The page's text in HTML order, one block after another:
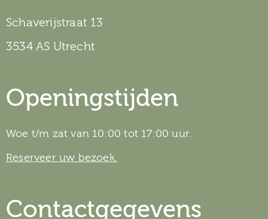
Schaverijstraat 13
3534 AS Utrecht
Openingstijden
Woe t/m zat van 10:00 tot 17:00 uur.
Reserveer uw bezoek.
Contactgegevens